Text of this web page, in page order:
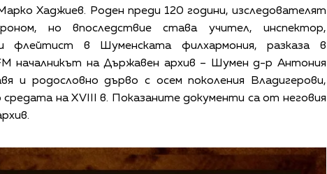
Хаджиев. Роден преди 120 години, изследователят
но впоследствие става учител, инспектор,
флейтист в Шуменската филхармония, разказа в
началникът на Държавен архив – Шумен д-р Антония
и родословно дърво с осем поколения Владигерови,
средата на XVIII в. Показаните документи са от неговия